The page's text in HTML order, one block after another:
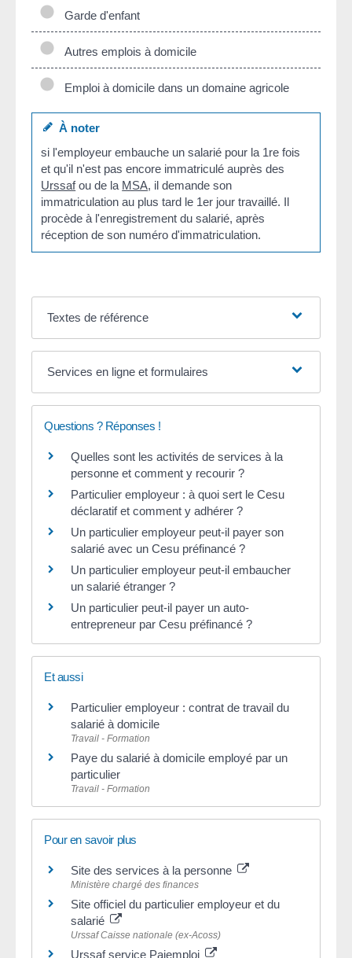
Garde d'enfant
Autres emplois à domicile
Emploi à domicile dans un domaine agricole
À noter
si l'employeur embauche un salarié pour la 1re fois
et qu'il n'est pas encore immatriculé auprès des
Urssafou de la MSA, il demande son
immatriculation au plus tard le 1er jour travaillé. Il
procède à l'enregistrement du salarié, après
réception de son numéro d'immatriculation.
Textes de référence
Services en ligne et formulaires
Questions ? Réponses !
Quelles sont les activités de services à la
personne et comment y recourir ?
Particulier employeur : à quoi sert le Cesu
déclaratif et comment y adhérer ?
Un particulier employeur peut-il payer son
salarié avec un Cesu préfinancé ?
Un particulier employeur peut-il embaucher
un salarié étranger ?
Un particulier peut-il payer un auto-
entrepreneur par Cesu préfinancé ?
Et aussi
Particulier employeur : contrat de travail du
salarié à domicile
Travail - Formation
Paye du salarié à domicile employé par un
particulier
Travail - Formation
Pour en savoir plus
Site des services à la personne
Ministère chargé des finances
Site officiel du particulier employeur et du
salarié
Urssaf Caisse nationale (ex-Acoss)
Urssaf service Pajemploi